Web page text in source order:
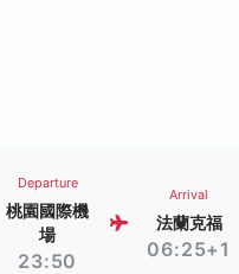
Departure
桃園國際機
場
23:50
Arrival
法蘭克福
06:25+1